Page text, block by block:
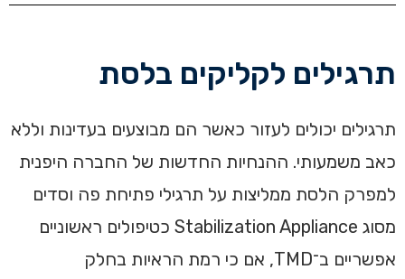
תרגילים לקליקים בלסת
תרגילים יכולים לעזור כאשר הם מבוצעים בעדינות וללא
כאב משמעותי. ההנחיות החדשות של החברה היפנית
למפרק הלסת ממליצות על תרגילי פתיחת פה וסדים
מסוג Stabilization Appliance כטיפולים ראשוניים
אפשריים ב־TMD, אם כי רמת הראיות בחלק